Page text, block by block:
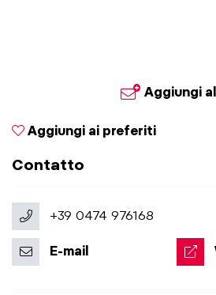
Aggiungi
Aggiungi ai preferiti
Contatto
+39 0474 976168
E-mail